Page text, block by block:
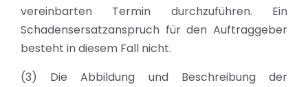
vereinbarten Termin durchzuführen. Ein
Schadensersatzanspruch für den Auftraggeber
besteht in diesem Fall nicht.
(3) Die Abbildung und Beschreibung der